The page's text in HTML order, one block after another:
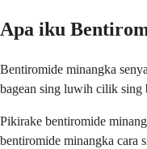
Apa iku
Bentiromide minangka
bagean sing luwih cilik sing
Pikirake bentiromide
bentiromide minangka cara